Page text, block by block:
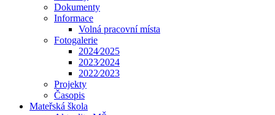
Dokumenty
Informace
Volná pracovní místa
Fotogalerie
2024⁄2025
2023⁄2024
2022⁄2023
Projekty
Časopis
Mateřská škola